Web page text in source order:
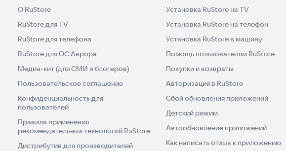
О RuStore
RuStore для TV
RuStore для телефона
RuStore для ОС Аврора
Медиа-кит (для СМИ и блогеров)
Пользовательское соглашение
Конфиденциальность для
пользователей
Правила применения
рекомендательных технологий RuStore
Дистрибутив для производителей
Установка RuStore на TV
Установка RuStore на телефон
Установка RuStore в машину
Помощь пользователям RuStore
Покупки и возвраты
Авторизация в RuStore
Сбой обновления приложений
Детский режим
Автообновление приложений
Как написать отзыв к приложению